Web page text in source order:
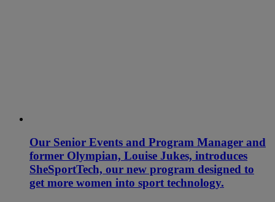
Our Senior Events and Program Manager and
former Olympian, Louise Jukes, introduces
SheSportTech, our new program designed to
get more women into sport technology.